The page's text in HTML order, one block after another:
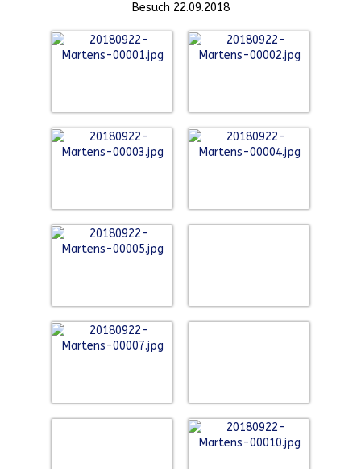
Besuch 22.09.2018